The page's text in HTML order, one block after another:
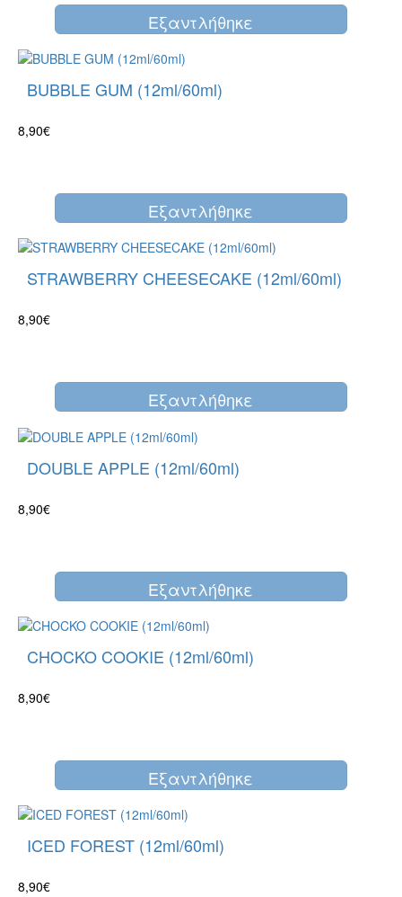
Eξαντλήθηκε
BUBBLE GUM (12ml/60ml)
8,90€
Eξαντλήθηκε
STRAWBERRY CHEESECAKE (12ml/60ml)
8,90€
Eξαντλήθηκε
DOUBLE APPLE (12ml/60ml)
8,90€
Eξαντλήθηκε
CHOCKO COOKIE (12ml/60ml)
8,90€
Eξαντλήθηκε
ICED FOREST (12ml/60ml)
8,90€